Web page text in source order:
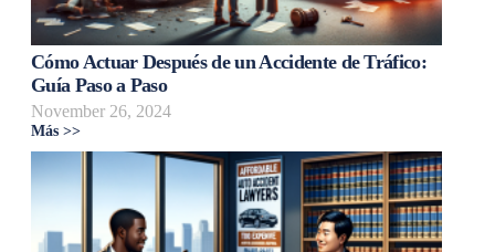
Cómo Actuar Después de un Accidente de Tráfico:
Guía Paso a Paso
November 26, 2024
Más >>